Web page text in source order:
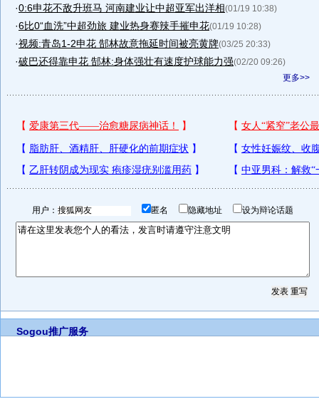
·0:6申花不敌升班马 河南建业让中超亚军出洋相(01/19 10:38)
·6比0“血洗”中超劲旅 建业热身赛辣手摧申花(01/19 10:28)
·视频:青岛1-2申花 郜林故意拖延时间被亮黄牌(03/25 20:33)
·破巴还得靠申花 郜林:身体强壮有速度护球能力强(02/20 09:26)
更多>>
用户： 匿名 隐藏地址 设为辩论话题
Sogou推广服务